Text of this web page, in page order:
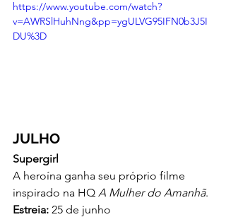
https://www.youtube.com/watch?
v=AWRSlHuhNng&pp=ygULVG95IFN0b3J5I
DU%3D
JULHO
Supergirl
A heroína ganha seu próprio filme
inspirado na HQ A Mulher do Amanhã.
Estreia: 25 de junho